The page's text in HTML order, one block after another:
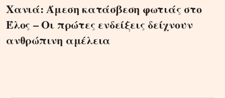
Χανιά: Άμεση κατάσβεση φωτιάς στο
Έλος – Οι πρώτες ενδείξεις δείχνουν
ανθρώπινη αμέλεια